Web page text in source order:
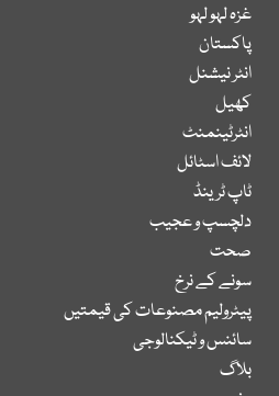
غزہ لہو لہو
پاکستان
انٹر نیشنل
کھیل
انٹرٹینمنٹ
لائف اسٹائل
ٹاپ ٹرینڈ
دلچسپ و عجیب
صحت
سونے کے نرخ
پیٹرولیم مصنوعات کی قیمتیں
سائنس و ٹیکنالوجی
بلاگ